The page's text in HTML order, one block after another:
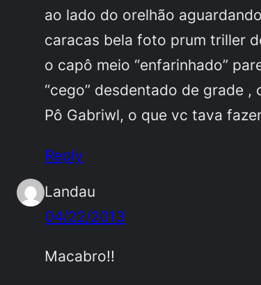
ao lado do orelhão
caracas bela foto prum triller
o capô meio “enfarinhado”
“cego” desdentado de grade
Pô Gabriwl, o que vc tava
Reply
Landau
04/22/2013
Macabro!!